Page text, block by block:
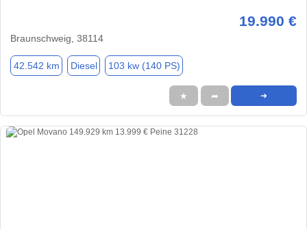
19.990 €
Braunschweig, 38114
42.542 km Diesel 103 kw (140 PS)
★ ➦ ➜